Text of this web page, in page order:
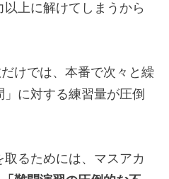
上に解けてしまうから
けでは、本番で次々と繰
に対する練習量が圧倒
るためには、マスアカ